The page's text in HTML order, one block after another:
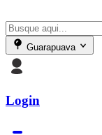
Guarapuava
Login